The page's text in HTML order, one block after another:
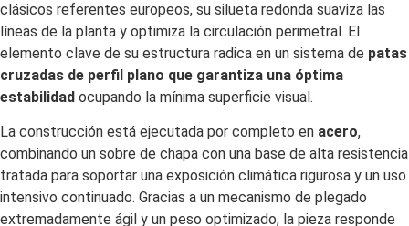
clásicos referentes europeos, su silueta redonda suaviza las
líneas de la planta y optimiza la circulación perimetral. El
elemento clave de su estructura radica en un sistema de patas
cruzadas de perfil plano que garantiza una óptima
estabilidad ocupando la mínima superficie visual.
La construcción está ejecutada por completo en acero,
combinando un sobre de chapa con una base de alta resistencia
tratada para soportar una exposición climática rigurosa y un uso
intensivo continuado. Gracias a un mecanismo de plegado
extremadamente ágil y un peso optimizado, la pieza responde